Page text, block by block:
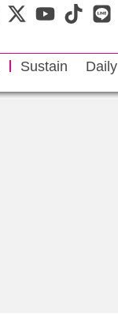
Sustain Daily